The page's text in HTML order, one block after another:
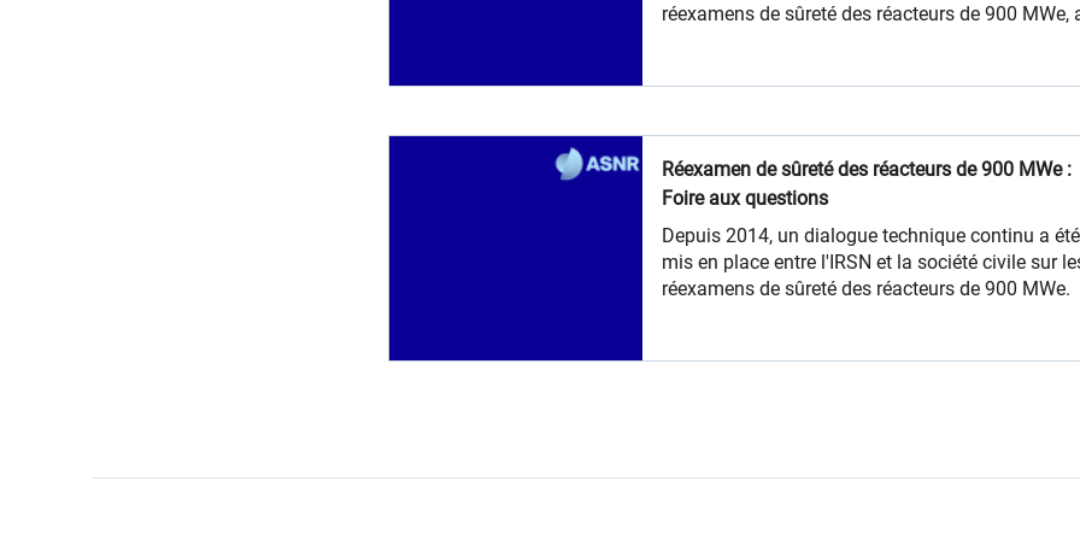
réexamens de sûreté des réacteurs de 900 MWe,
de permettre l’accès à l’expertise sur le 4e
périodique des réacteurs 900 MWe et
la montée en compétence des acteurs de la
Réexamen de sûreté des réacteurs de 900 MWe :
Foire aux questions
​​Depuis 2014, un dialogue technique continu a été
mis en place entre l'IRSN et la société civile sur
réexamens de sûreté des réacteurs de 900 MWe.